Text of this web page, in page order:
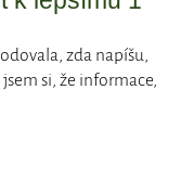
zda napíšu,
si, že informace,